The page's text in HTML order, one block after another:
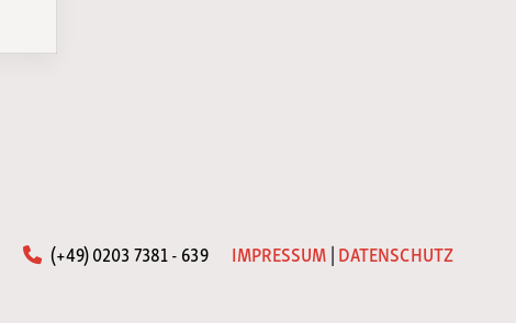
(+49) 0203 7381 - 639 IMPRESSUM|DATENSCHUTZ